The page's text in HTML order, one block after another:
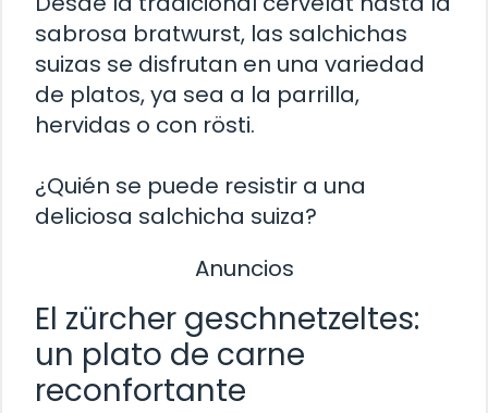
sabrosa bratwurst, las salchichas
suizas se disfrutan en una variedad
de platos, ya sea a la parrilla,
hervidas o con rösti.
¿Quién se puede resistir a una
deliciosa salchicha suiza?
Anuncios
El zürcher geschnetzeltes:
un plato de carne
reconfortante